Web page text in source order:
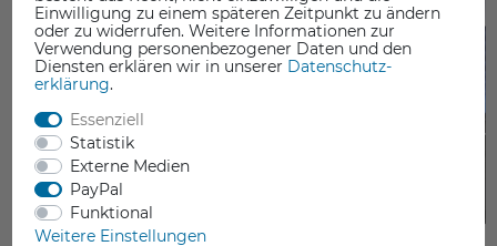
Einwilligung zu einem späteren Zeitpunkt zu ändern
oder zu widerrufen. Weitere Informationen zur
Verwendung personenbezogener Daten und den
Diensten erklären wir in unserer Daten­schutz­
erklärung.
Essenziell
Statistik
Externe Medien
PayPal
Funktional
Weitere Einstellungen